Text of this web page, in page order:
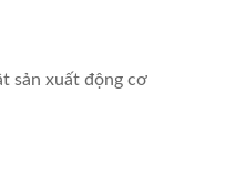
sản xuất động cơ